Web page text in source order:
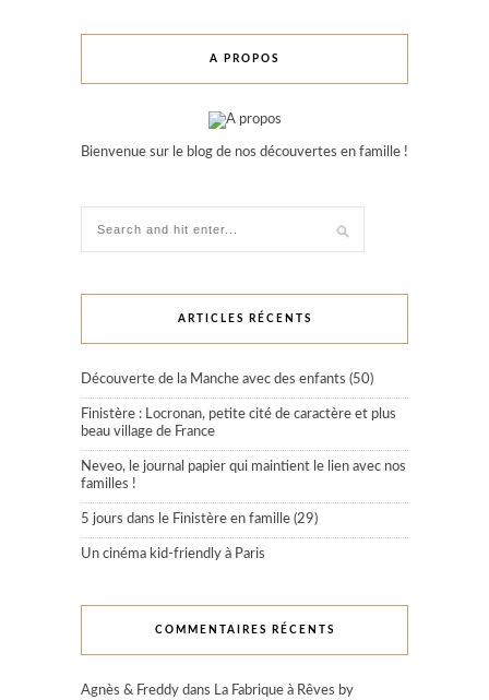
A PROPOS
Bienvenue sur le blog de nos découvertes en famille !
ARTICLES RÉCENTS
Découverte de la Manche avec des enfants (50)
Finistère : Locronan, petite cité de caractère et plus
beau village de France
Neveo, le journal papier qui maintient le lien avec nos
familles !
5 jours dans le Finistère en famille (29)
Un cinéma kid-friendly à Paris
COMMENTAIRES RÉCENTS
Agnès & Freddy dans La Fabrique à Rêves by